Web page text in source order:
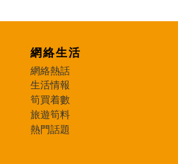
網絡生活
網絡熱話
生活情報
筍買着數
旅遊筍料
熱門話題